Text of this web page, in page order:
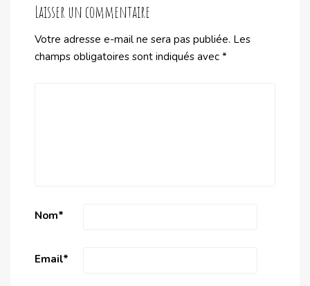
Laisser un commentaire
Votre adresse e-mail ne sera pas publiée. Les
champs obligatoires sont indiqués avec *
Nom*
Email*